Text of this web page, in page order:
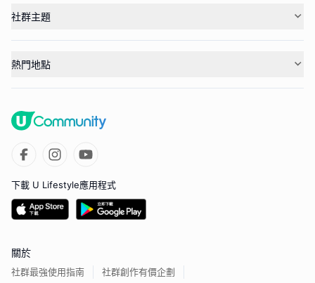
社群主題
熱門地點
下載 U Lifestyle應用程式
關於
社群最強使用指南 社群創作有價企劃